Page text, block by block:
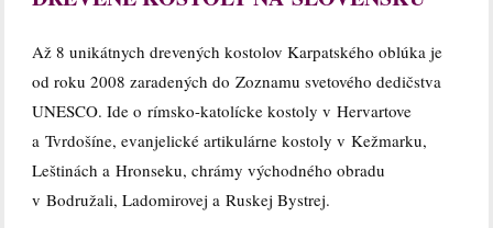
Až 8 unikátnych drevených kostolov Karpatského oblúka je
od roku 2008 zaradených do Zoznamu svetového dedičstva
UNESCO. Ide o rímsko-katolícke kostoly v Hervartove
a Tvrdošíne, evanjelické artikulárne kostoly v Kežmarku,
Leštinách a Hronseku, chrámy východného obradu
v Bodružali, Ladomirovej a Ruskej Bystrej.